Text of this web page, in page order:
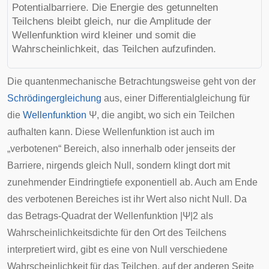
Potentialbarriere. Die Energie des getunnelten
Teilchens bleibt gleich, nur die Amplitude der
Wellenfunktion wird kleiner und somit die
Wahrscheinlichkeit, das Teilchen aufzufinden.
Die quantenmechanische Betrachtungsweise geht von der
Schrödingergleichung aus, einer Differentialgleichung für
die Wellenfunktion Ψ, die angibt, wo sich ein Teilchen
aufhalten kann. Diese Wellenfunktion ist auch im
„verbotenen“ Bereich, also innerhalb oder jenseits der
Barriere, nirgends gleich Null, sondern klingt dort mit
zunehmender Eindringtiefe exponentiell
ab. Auch am Ende
des verbotenen Bereiches ist ihr Wert also nicht Null. Da
das Betrags-Quadrat der Wellenfunktion Ψ 2 als
Wahrscheinlichkeitsdichte für den Ort des Teilchens
interpretiert wird, gibt es eine von Null verschiedene
Wahrscheinlichkeit für das Teilchen, auf der anderen Seite